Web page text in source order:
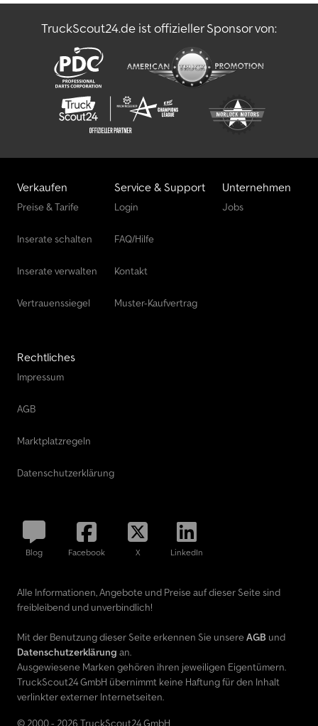
TruckScout24.de ist offizieller Sponsor von:
Verkaufen
Preise & Tarife
Inserate schalten
Inserate verwalten
Vertrauenssiegel
Service & Support
Login
FAQ/Hilfe
Kontakt
Muster-Kaufvertrag
Unternehmen
Jobs
Rechtliches
Impressum
AGB
Marktplatzregeln
Datenschutzerklärung
Blog Facebook X LinkedIn
Alle Informationen, Angebote und Preise auf dieser Seite sind
freibleibend und unverbindlich!
Mit der Benutzung dieser Seite erkennen Sie unsere AGB und
Datenschutzerklärung an.
Ausgewiesene Marken gehören ihren jeweiligen Eigentümern.
TruckScout24 GmbH übernimmt keine Haftung für den Inhalt
verlinkter externer Internetseiten.
© 2000 - 2026 TruckScout24 GmbH